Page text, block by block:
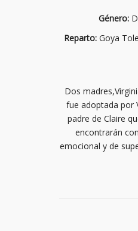
Género:
Reparto: Goya
Dos
fue adoptada por
padre de Claire
encontrarán
emocional y de